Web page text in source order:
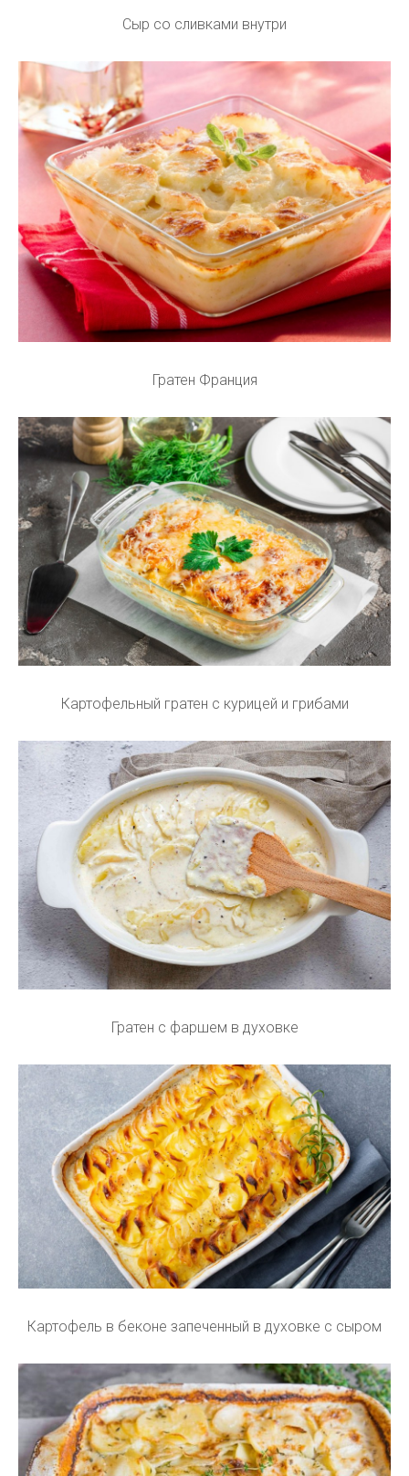
Сыр со сливками внутри
Гратен Франция
Картофельный гратен с курицей и грибами
Гратен с фаршем в духовке
Картофель в беконе запеченный в духовке с сыром